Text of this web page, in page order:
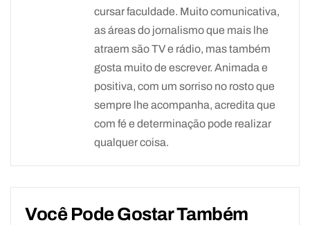
cursar faculdade. Muito comunicativa,
as áreas do jornalismo que mais lhe
atraem são TV e rádio, mas também
gosta muito de escrever. Animada e
positiva, com um sorriso no rosto que
sempre lhe acompanha, acredita que
com fé e determinação pode realizar
qualquer coisa.
Você Pode Gostar Também